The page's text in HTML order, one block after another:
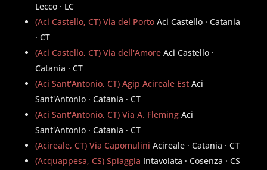
Lecco · LC
(Aci Castello, CT) Via del Porto Aci Castello · Catania
· CT
(Aci Castello, CT) Via dell'Amore Aci Castello ·
Catania · CT
(Aci Sant'Antonio, CT) Agip Acireale Est Aci
Sant'Antonio · Catania · CT
(Aci Sant'Antonio, CT) Via A. Fleming Aci
Sant'Antonio · Catania · CT
(Acireale, CT) Via Capomulini Acireale · Catania · CT
(Acquappesa, CS) Spiaggia Intavolata · Cosenza · CS